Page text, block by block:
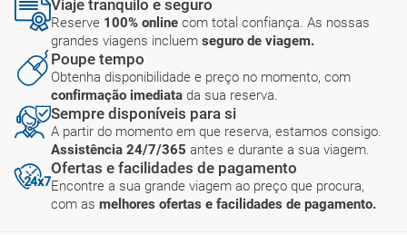
Viaje tranquilo e seguro
Reserve 100% online com total confiança. As nossas
grandes viagens incluem seguro de viagem.
Poupe tempo
Obtenha disponibilidade e preço no momento, com
confirmação imediata da sua reserva.
Sempre disponíveis para si
A partir do momento em que reserva, estamos consigo.
Assistência 24/7/365 antes e durante a sua viagem.
Ofertas e facilidades de pagamento
Encontre a sua grande viagem ao preço que procura,
com as melhores ofertas e facilidades de pagamento.